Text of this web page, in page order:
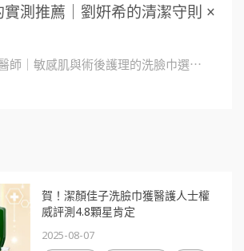
測推薦｜劉姸希的清潔守則 ×
師｜敏感肌與術後護理的洗臉巾選⋯
賀！潔顏佳子洗臉巾獲醫護人士權
威評測4.8顆星肯定
2025-08-07